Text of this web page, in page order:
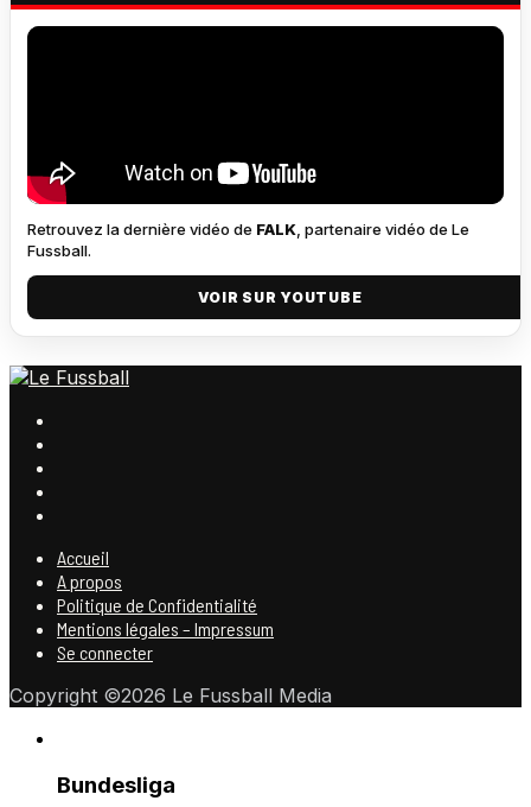
Retrouvez la dernière vidéo de FALK , partenaire vidéo de Le
Fussball.
VOIR SUR YOUTUBE
Accueil
A propos
Politique de Confidentialité
Mentions légales – Impressum
Se connecter
Copyright ©2026 Le Fussball Media
Bundesliga